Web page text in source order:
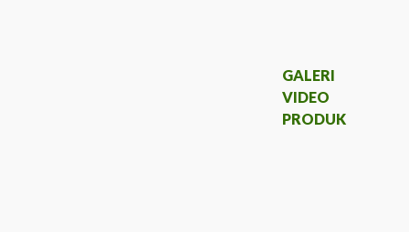
GALERI
VIDEO
PRODUK